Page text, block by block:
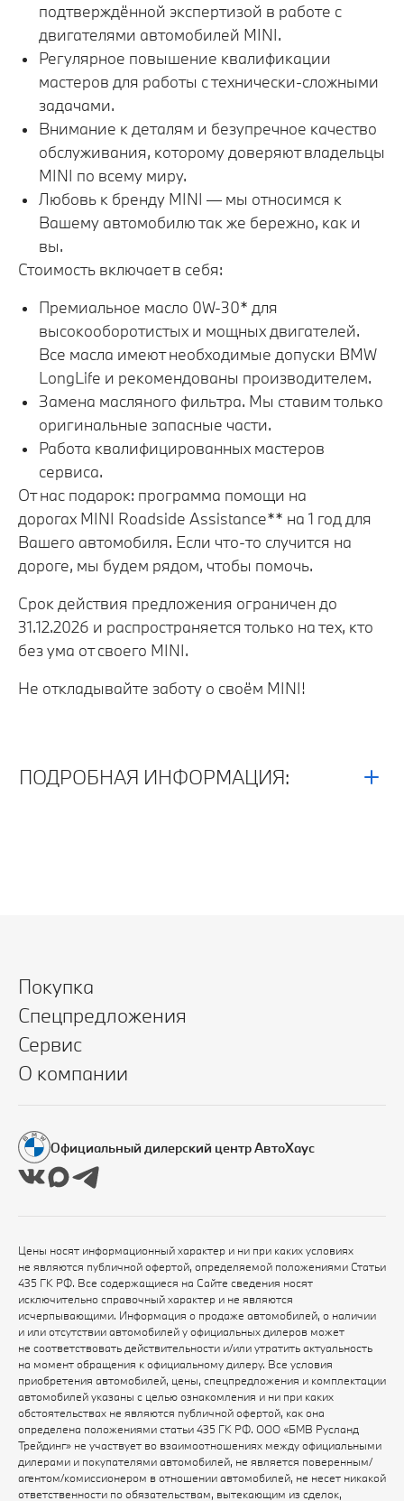
подтверждённой экспертизой в работе с
двигателями автомобилей MINI.
Регулярное повышение квалификации
мастеров для работы с технически-сложными
задачами.
Внимание к деталям и безупречное качество
обслуживания, которому доверяют владельцы
MINI по всему миру.
Любовь к бренду MINI — мы относимся к
Вашему автомобилю так же бережно, как и
вы.
Стоимость включает в себя:
Премиальное масло 0W-30* для
высокооборотистых и мощных двигателей.
Все масла имеют необходимые допуски BMW
LongLife и рекомендованы производителем.
Замена масляного фильтра. Мы ставим только
оригинальные запасные части.
Работа квалифицированных мастеров
сервиса.
От нас подарок: программа помощи на
дорогах MINI Roadside Assistance** на 1 год для
Вашего автомобиля. Если что-то случится на
дороге, мы будем рядом, чтобы помочь.
Срок действия предложения ограничен до
31.12.2026 и распространяется только на тех, кто
без ума от своего MINI.
Не откладывайте заботу о своём MINI!
ПОДРОБНАЯ ИНФОРМАЦИЯ:
Покупка
Спецпредложения
Сервис
О компании
Официальный дилерский центр АвтоХаус
Цены носят информационный характер и ни при каких условиях
не являются публичной офертой, определяемой положениями Статьи
435 ГК РФ. Все содержащиеся на Сайте сведения носят
исключительно справочный характер и не являются
исчерпывающими. Информация о продаже автомобилей, о наличии
и или отсутствии автомобилей у официальных дилеров может
не соответствовать действительности и/или утратить актуальность
на момент обращения к официальному дилеру. Все условия
приобретения автомобилей, цены, спецпредложения и комплектации
автомобилей указаны с целью ознакомления и ни при каких
обстоятельствах не являются публичной офертой, как она
определена положениями статьи 435 ГК РФ. ООО «БМВ Русланд
Трейдинг» не участвует во взаимоотношениях между официальными
дилерами и покупателями автомобилей, не является поверенным/
агентом/комиссионером в отношении автомобилей, не несет никакой
ответственности по обязательствам, вытекающим из сделок,